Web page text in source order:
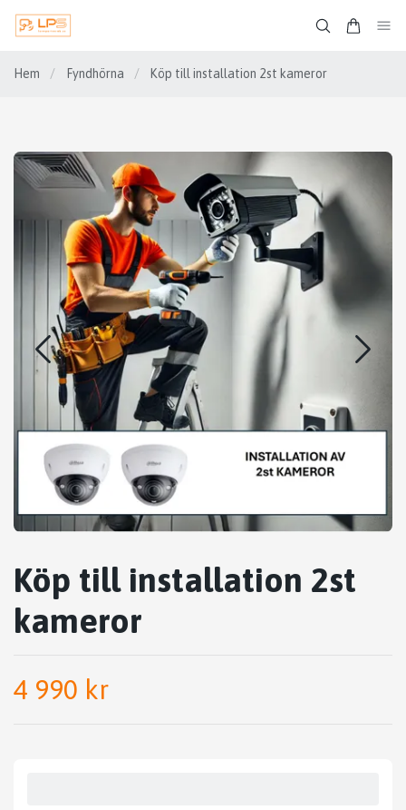
Hem / Fyndhörna / Köp till installation 2st kameror
Köp till installation 2st
kameror
4 990 kr